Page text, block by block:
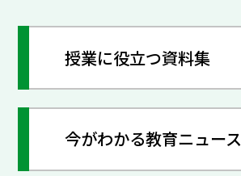
授業に役立つ資料集
今がわかる教育ニュース